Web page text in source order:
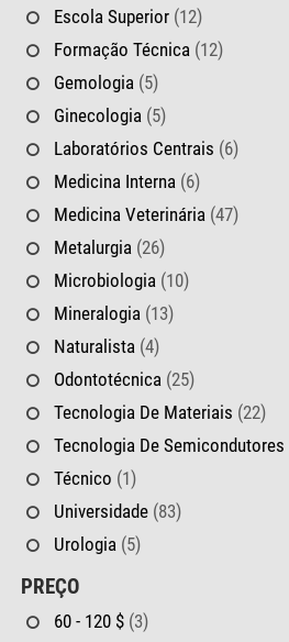
Escola Superior (12)
Formação Técnica (12)
Gemologia (5)
Ginecologia (5)
Laboratórios Centrais (6)
Medicina Interna (6)
Medicina Veterinária (47)
Metalurgia (26)
Microbiologia (10)
Mineralogia (13)
Naturalista (4)
Odontotécnica (25)
Tecnologia De Materiais (22)
Tecnologia De Semicondutores
Técnico (1)
Universidade (83)
Urologia (5)
PREÇO
60 - 120 $ (3)